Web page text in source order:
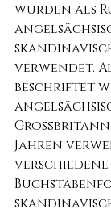
wurden als
verwendet.
beschriftet
Jahren
verschiedene